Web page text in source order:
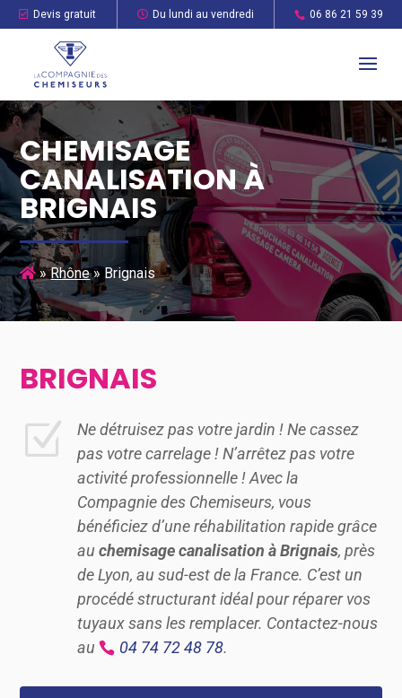
Devis gratuit Du lundi au vendredi 06 86 21 59 39
CHEMISAGE
CANALISATION À
BRIGNAIS
»Rhône»Brignais
BRIGNAIS
Z
Ne détruisez pas votre jardin ! Ne cassez
pas votre carrelage ! N’arrêtez pas votre
activité professionnelle ! Avec la
Compagnie des Chemiseurs, vous
bénéficiez d’une réhabilitation rapide grâce
auchemisage canalisation à Brignais, près
de Lyon, au sud-est de la France. C’est un
procédé structurant idéal pour réparer vos
tuyaux sans les remplacer. Contactez-nous
au
04 74 72 48 78.